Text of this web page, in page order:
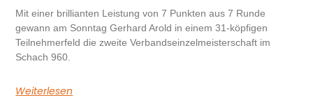
Mit einer brillianten Leistung von 7 Punkten aus 7 Runde
gewann am Sonntag Gerhard Arold in einem 31-köpfigen
Teilnehmerfeld die zweite Verbandseinzelmeisterschaft im
Schach 960.
Weiterlesen